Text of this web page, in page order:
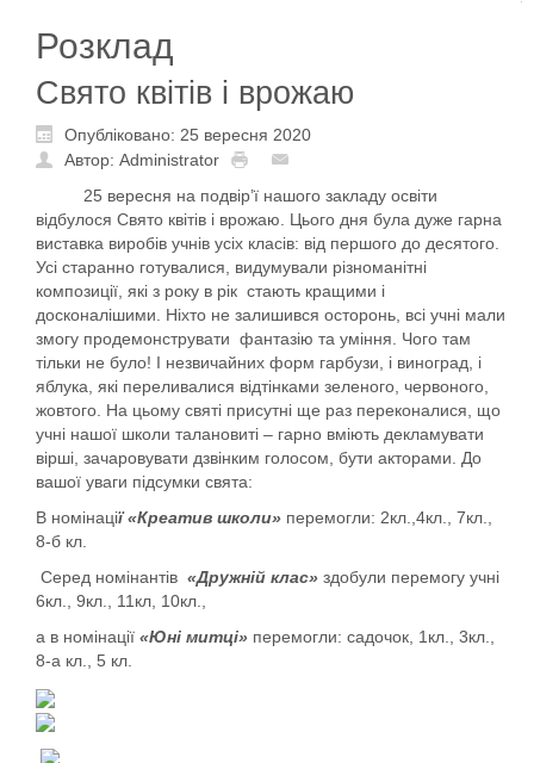
Розклад
Свято квітів і врожаю
Опубліковано: 25 вересня 2020
Автор: Administrator
25 вересня на подвір’ї нашого закладу освіти
відбулося Свято квітів і врожаю. Цього дня була дуже гарна
виставка виробів учнів усіх класів: від першого до десятого.
Усі старанно готувалися, видумували різноманітні
композиції, які з року в рік стають кращими і
досконалішими. Ніхто не залишився осторонь, всі учні мали
змогу продемонструвати фантазію та уміння. Чого там
тільки не було! І незвичайних форм гарбузи, і виноград, і
яблука, які переливалися відтінками зеленого, червоного,
жовтого. На цьому святі присутні ще раз переконалися, що
учні нашої школи талановиті – гарно вміють декламувати
вірші, зачаровувати дзвінким голосом, бути акторами. До
вашої уваги підсумки свята:
В номінації «Креатив школи» перемогли: 2кл.,4кл., 7кл.,
8-б кл.
Серед номінантів «Дружній клас» здобули перемогу учні
6кл., 9кл., 11кл, 10кл.,
а в номінації «Юні митці» перемогли: садочок, 1кл., 3кл.,
8-а кл., 5 кл.